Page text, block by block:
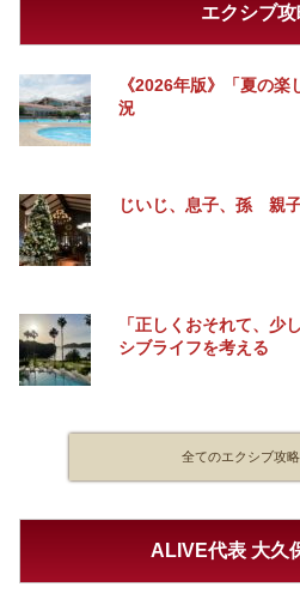
エクシブ
《2026年版》「夏の
況
じいじ、息子、孫 親
「正しくおそれて、少
シブライフを考える
全てのエクシブ攻
ALIVE代表 大久